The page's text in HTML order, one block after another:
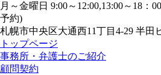
月～金曜日 9:00～12:00,13:00～18：
予約)
札幌市中央区大通西11丁目4-29 半田
トップページ
事務所・弁護士のご紹介
顧問契約